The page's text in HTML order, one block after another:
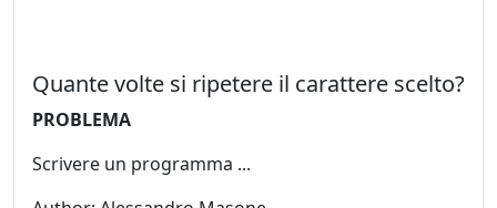
Quante volte si ripetere il carattere scelto?
PROBLEMA
Scrivere un programma ...